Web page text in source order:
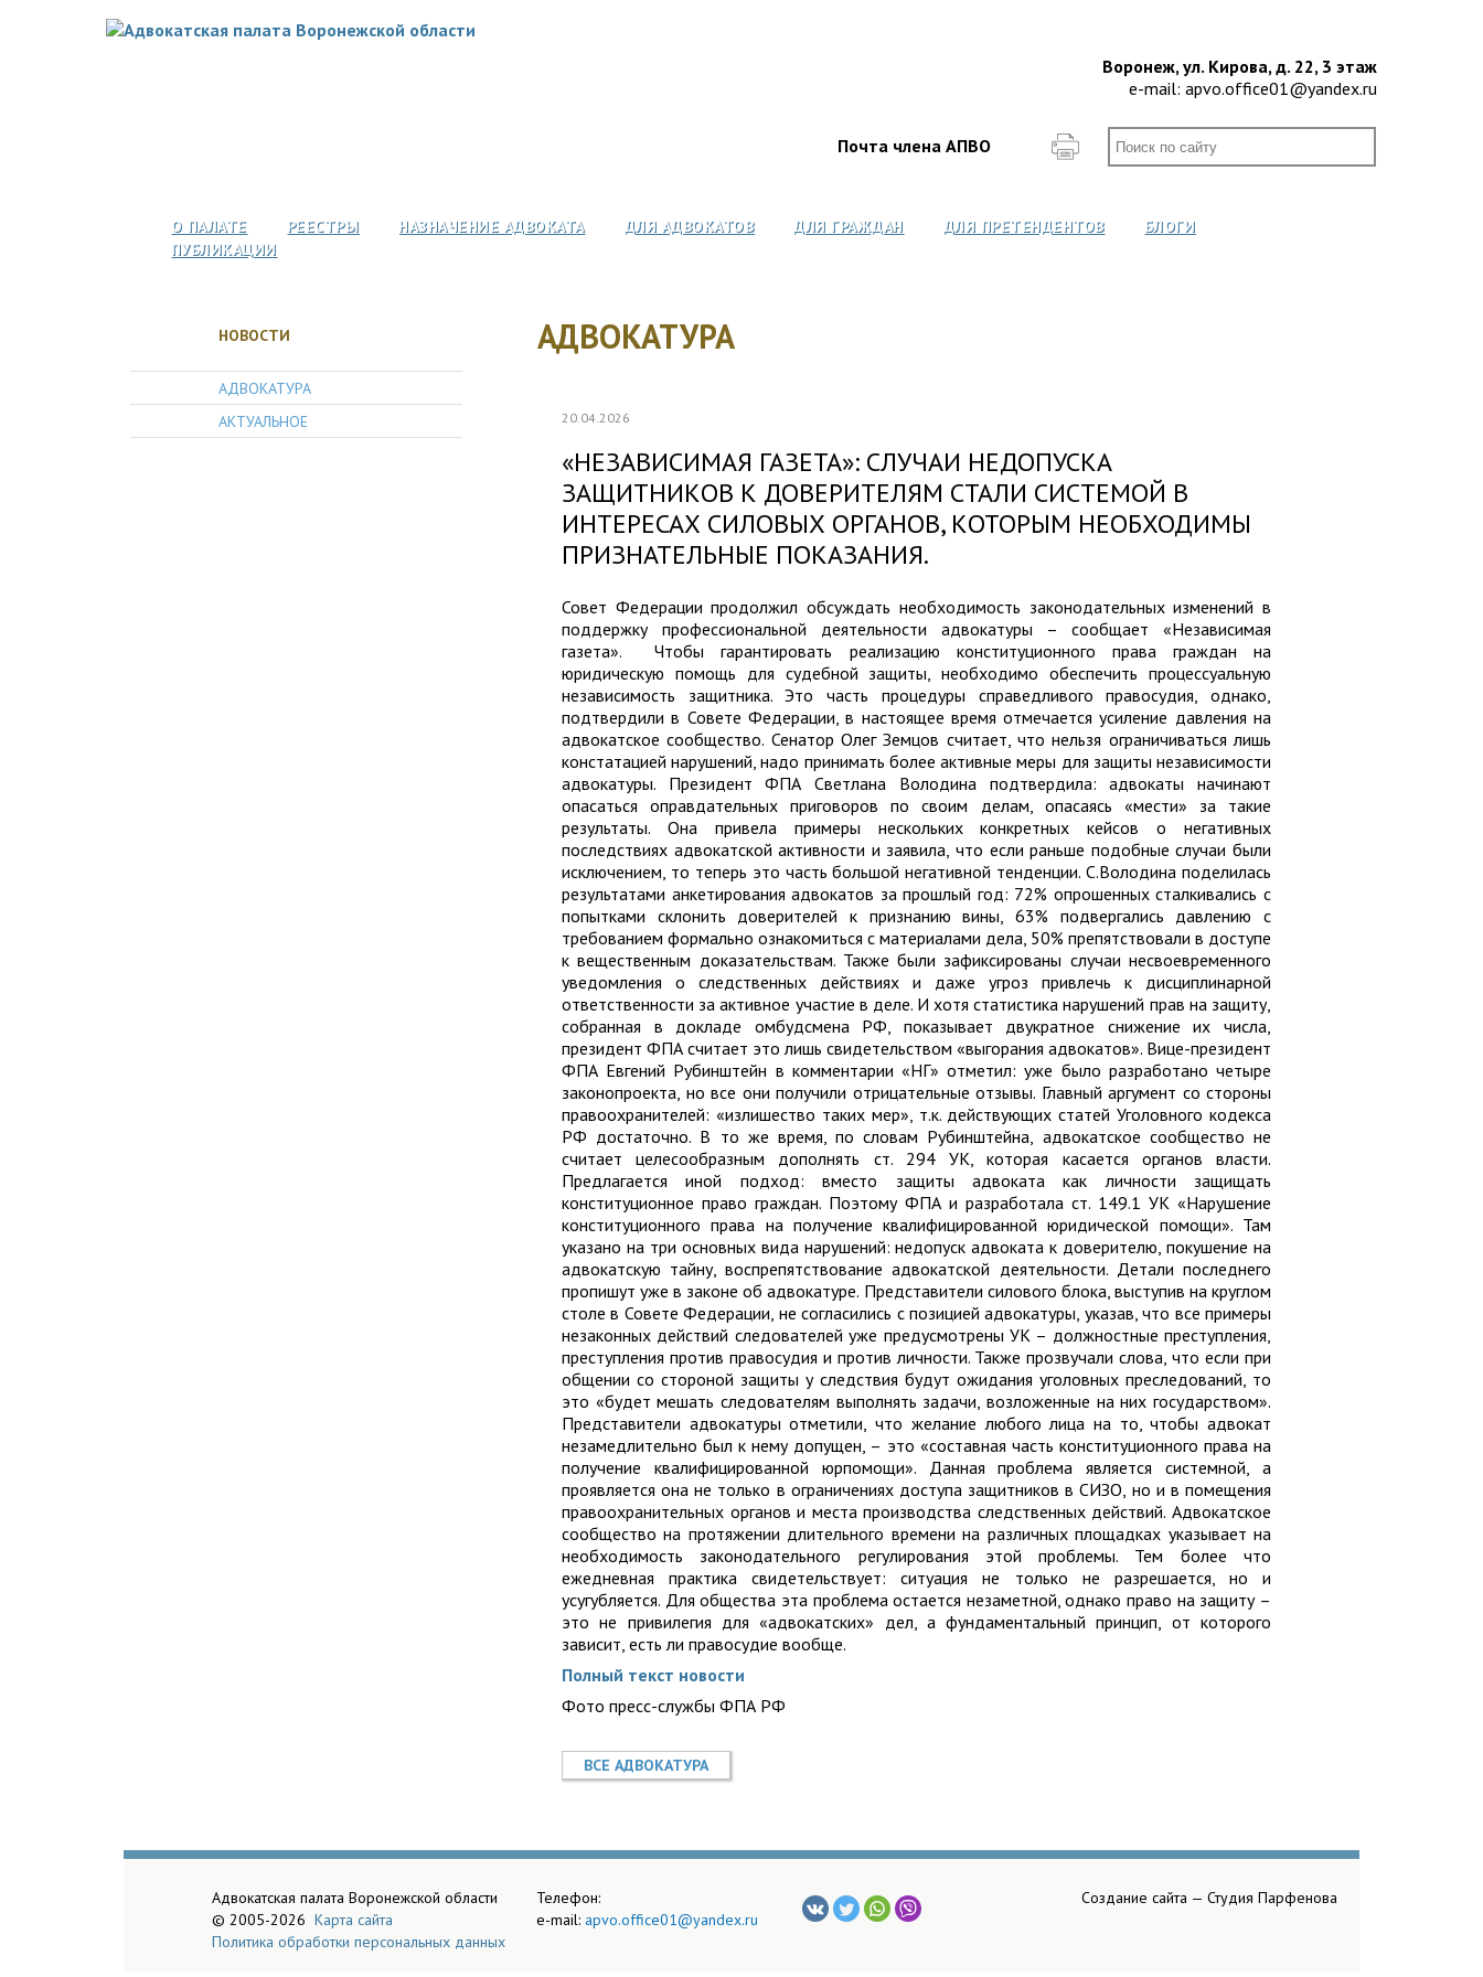
Воронеж, ул. Кирова, д. 22, 3 этаж
e-mail: apvo.office01@yandex.ru
Почта члена АПВО
О ПАЛАТЕ РЕЕСТРЫ НАЗНАЧЕНИЕ АДВОКАТА ДЛЯ АДВОКАТОВ ДЛЯ ГРАЖДАН ДЛЯ ПРЕТЕНДЕНТОВ
БЛОГИ
ПУБЛИКАЦИИ
НОВОСТИ
АДВОКАТУРА
АКТУАЛЬНОЕ
АДВОКАТУРА
20.04.2026
«НЕЗАВИСИМАЯ ГАЗЕТА»: СЛУЧАИ НЕДОПУСКА
ЗАЩИТНИКОВ К ДОВЕРИТЕЛЯМ СТАЛИ СИСТЕМОЙ В
ИНТЕРЕСАХ СИЛОВЫХ ОРГАНОВ, КОТОРЫМ НЕОБХОДИМЫ
ПРИЗНАТЕЛЬНЫЕ ПОКАЗАНИЯ.
Совет Федерации продолжил обсуждать необходимость законодательных изменений в
поддержку профессиональной деятельности адвокатуры – сообщает «Независимая
газета». Чтобы гарантировать реализацию конституционного права граждан на
юридическую помощь для судебной защиты, необходимо обеспечить процессуальную
независимость защитника. Это часть процедуры справедливого правосудия, однако,
подтвердили в Совете Федерации, в настоящее время отмечается усиление давления на
адвокатское сообщество. Сенатор Олег Земцов считает, что нельзя ограничиваться лишь
констатацией нарушений, надо принимать более активные меры для защиты независимости
адвокатуры. Президент ФПА Светлана Володина подтвердила: адвокаты начинают
опасаться оправдательных приговоров по своим делам, опасаясь «мести» за такие
результаты. Она привела примеры нескольких конкретных кейсов о негативных
последствиях адвокатской активности и заявила, что если раньше подобные случаи были
исключением, то теперь это часть большой негативной тенденции. С.Володина поделилась
результатами анкетирования адвокатов за прошлый год: 72% опрошенных сталкивались с
попытками склонить доверителей к признанию вины, 63% подвергались давлению с
требованием формально ознакомиться с материалами дела, 50% препятствовали в доступе
к вещественным доказательствам. Также были зафиксированы случаи несвоевременного
уведомления о следственных действиях и даже угроз привлечь к дисциплинарной
ответственности за активное участие в деле. И хотя статистика нарушений прав на защиту,
собранная в докладе омбудсмена РФ, показывает двукратное снижение их числа,
президент ФПА считает это лишь свидетельством «выгорания адвокатов». Вице-президент
ФПА Евгений Рубинштейн в комментарии «НГ» отметил: уже было разработано четыре
законопроекта, но все они получили отрицательные отзывы. Главный аргумент со стороны
правоохранителей: «излишество таких мер», т.к. действующих статей Уголовного кодекса
РФ достаточно. В то же время, по словам Рубинштейна, адвокатское сообщество не
считает целесообразным дополнять ст. 294 УК, которая касается органов власти.
Предлагается иной подход: вместо защиты адвоката как личности защищать
конституционное право граждан. Поэтому ФПА и разработала ст. 149.1 УК «Нарушение
конституционного права на получение квалифицированной юридической помощи». Там
указано на три основных вида нарушений: недопуск адвоката к доверителю, покушение на
адвокатскую тайну, воспрепятствование адвокатской деятельности. Детали последнего
пропишут уже в законе об адвокатуре. Представители силового блока, выступив на круглом
столе в Совете Федерации, не согласились с позицией адвокатуры, указав, что все примеры
незаконных действий следователей уже предусмотрены УК – должностные преступления,
преступления против правосудия и против личности. Также прозвучали слова, что если при
общении со стороной защиты у следствия будут ожидания уголовных преследований, то
это «будет мешать следователям выполнять задачи, возложенные на них государством».
Представители адвокатуры отметили, что желание любого лица на то, чтобы адвокат
незамедлительно был к нему допущен, – это «составная часть конституционного права на
получение квалифицированной юрпомощи». Данная проблема является системной, а
проявляется она не только в ограничениях доступа защитников в СИЗО, но и в помещения
правоохранительных органов и места производства следственных действий. Адвокатское
сообщество на протяжении длительного времени на различных площадках указывает на
необходимость законодательного регулирования этой проблемы. Тем более что
ежедневная практика свидетельствует: ситуация не только не разрешается, но и
усугубляется. Для общества эта проблема остается незаметной, однако право на защиту –
это не привилегия для «адвокатских» дел, а фундаментальный принцип, от которого
зависит, есть ли правосудие вообще.
Полный текст новости
Фото пресс-службы ФПА РФ
ВСЕ АДВОКАТУРА
Адвокатская палата Воронежской области
© 2005-2026 Карта сайта
Политика обработки персональных данных
Создание сайта — Студия Парфенова
Телефон:
e-mail: apvo.office01@yandex.ru